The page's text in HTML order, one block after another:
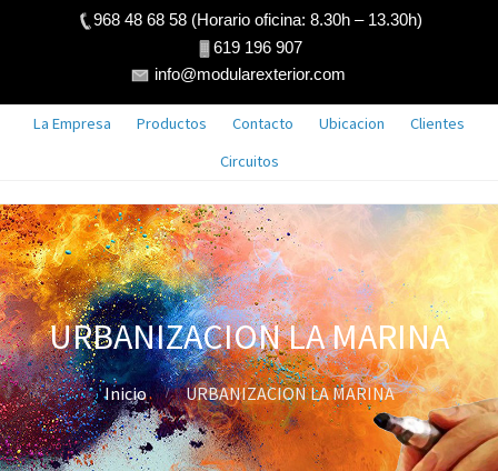
968 48 68 58 (Horario oficina: 8.30h – 13.30h)
619 196 907
info@modularexterior.com
La Empresa Productos Contacto Ubicacion
Clientes
Circuitos
URBANIZACION LA MARINA
Inicio URBANIZACION LA MARINA